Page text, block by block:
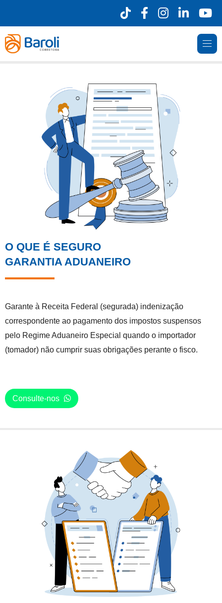
O QUE É SEGURO
GARANTIA ADUANEIRO
Garante à Receita Federal (segurada) indenização
correspondente ao pagamento dos impostos suspensos
pelo Regime Aduaneiro Especial quando o importador
(tomador) não cumprir suas obrigações perante o fisco.
Consulte-nos